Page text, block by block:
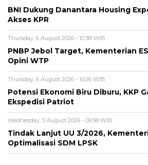
BNI Dukung Danantara Housing
Akses KPR
Thursday, 6 August 2026 - 10:38 WIB
PNBP Jebol Target, Kementerian
Opini WTP
Thursday, 6 August 2026 - 10:26 WIB
Potensi Ekonomi Biru Diburu, KKP
Ekspedisi Patriot
Wednesday, 5 August 2026 - 09:58 WIB
Tindak Lanjut UU 3/2026,
Optimalisasi SDM LPSK